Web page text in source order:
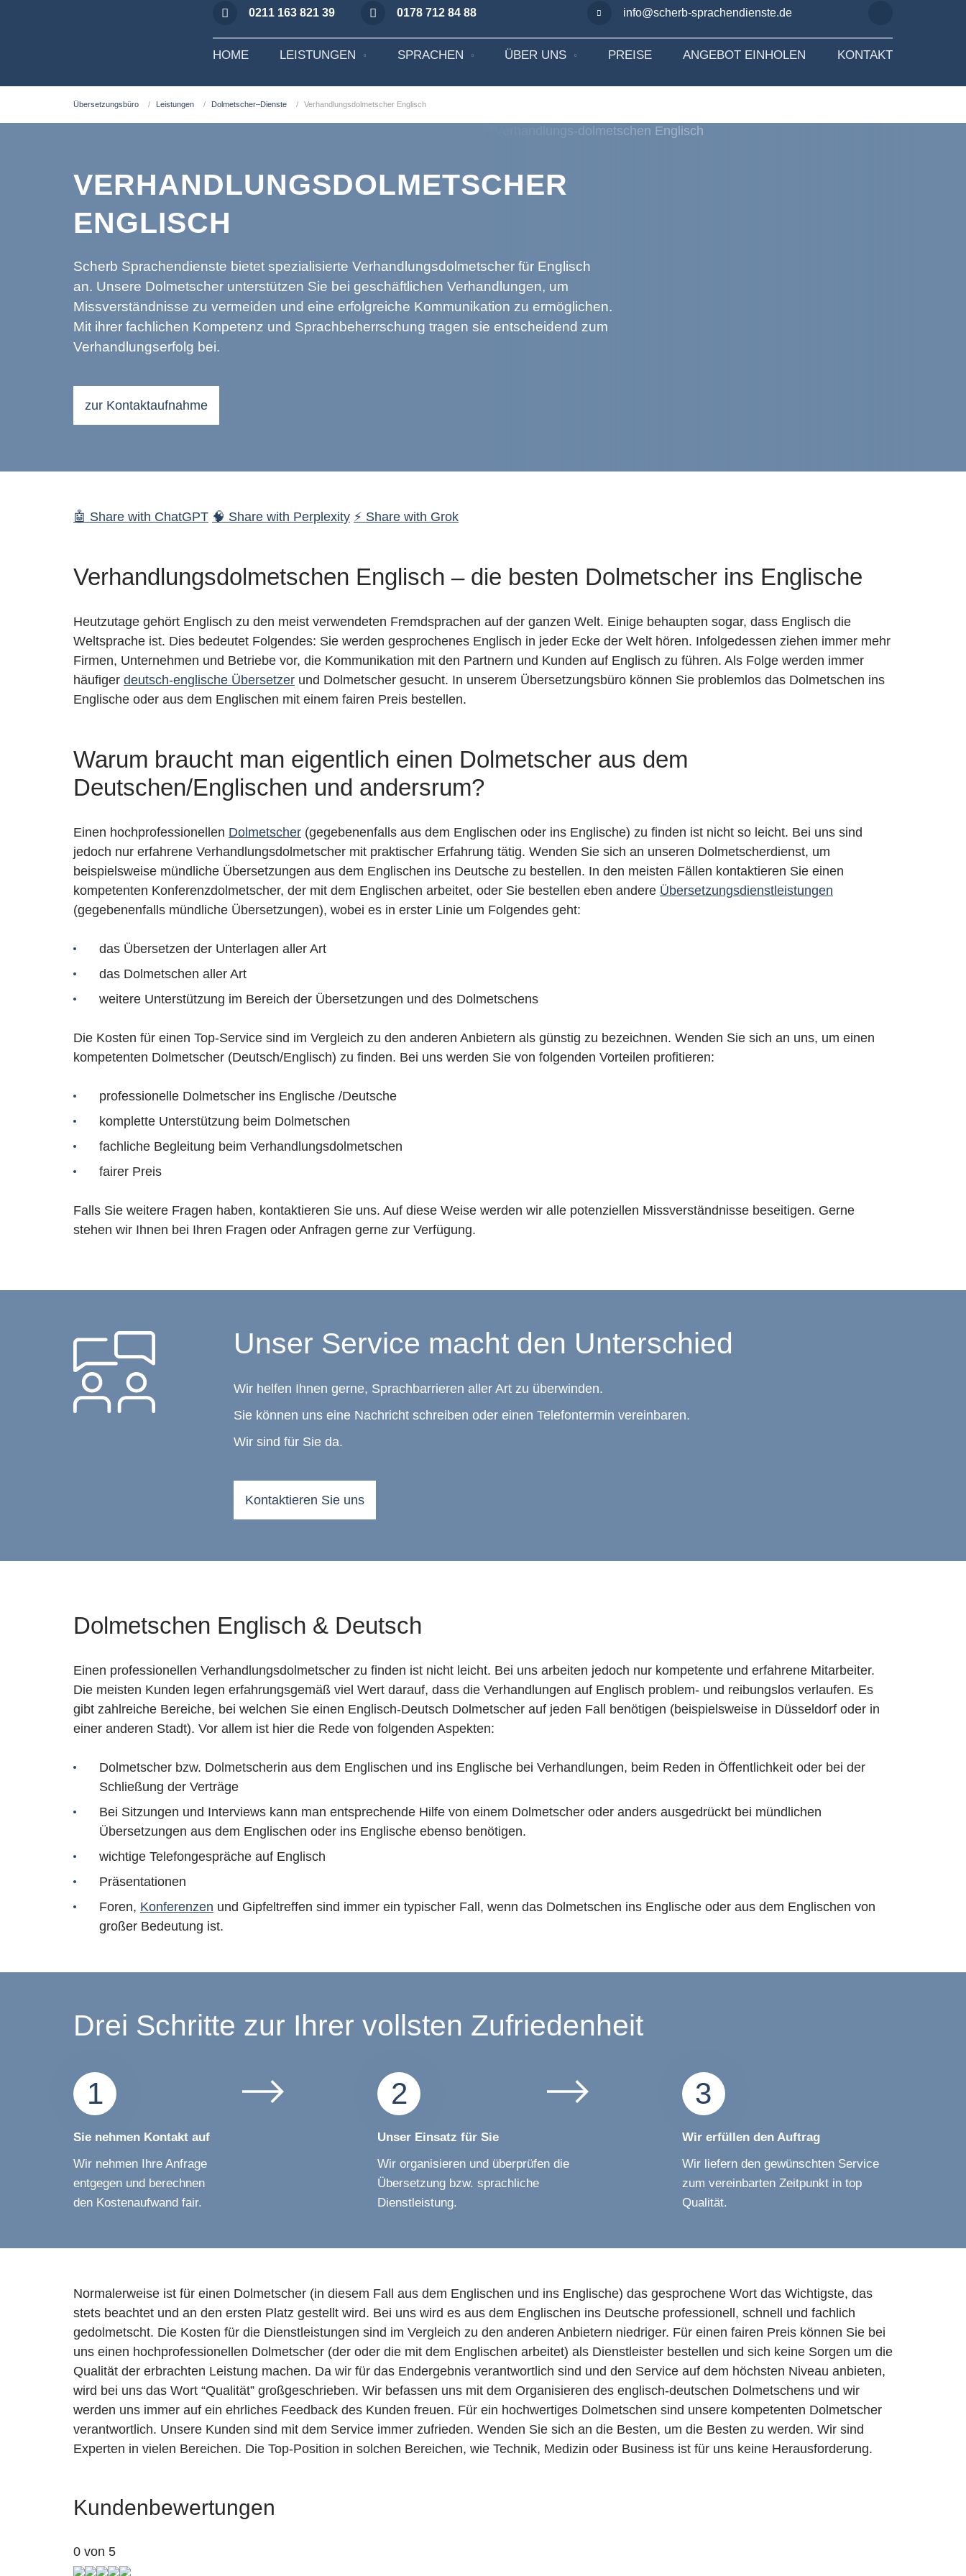
0211 163 821 39 0178 712 84 88 info@scherb-sprachendienste.de
HOME LEISTUNGEN SPRACHEN ÜBER UNS PREISE ANGEBOT EINHOLEN KONTAKT
Übersetzungsbüro Leistungen Dolmetscher–Dienste Verhandlungsdolmetscher Englisch
VERHANDLUNGSDOLMETSCHER
ENGLISCH
Scherb Sprachendienste bietet spezialisierte Verhandlungsdolmetscher für Englisch
an. Unsere Dolmetscher unterstützen Sie bei geschäftlichen Verhandlungen, um
Missverständnisse zu vermeiden und eine erfolgreiche Kommunikation zu ermöglichen.
Mit ihrer fachlichen Kompetenz und Sprachbeherrschung tragen sie entscheidend zum
Verhandlungserfolg bei.
zur Kontaktaufnahme
🤖 Share with ChatGPT 🧠 Share with Perplexity ⚡ Share with Grok
Verhandlungsdolmetschen Englisch – die besten Dolmetscher ins Englische
Heutzutage gehört Englisch zu den meist verwendeten Fremdsprachen auf der ganzen Welt. Einige behaupten sogar, dass Englisch die
Weltsprache ist. Dies bedeutet Folgendes: Sie werden gesprochenes Englisch in jeder Ecke der Welt hören. Infolgedessen ziehen immer mehr
Firmen, Unternehmen und Betriebe vor, die Kommunikation mit den Partnern und Kunden auf Englisch zu führen. Als Folge werden immer
häufiger deutsch-englische Übersetzer und Dolmetscher gesucht. In unserem Übersetzungsbüro können Sie problemlos das Dolmetschen ins
Englische oder aus dem Englischen mit einem fairen Preis bestellen.
Warum braucht man eigentlich einen Dolmetscher aus dem
Deutschen/Englischen und andersrum?
Einen hochprofessionellen Dolmetscher (gegebenenfalls aus dem Englischen oder ins Englische) zu finden ist nicht so leicht. Bei uns sind
jedoch nur erfahrene Verhandlungsdolmetscher mit praktischer Erfahrung tätig. Wenden Sie sich an unseren Dolmetscherdienst, um
beispielsweise mündliche Übersetzungen aus dem Englischen ins Deutsche zu bestellen. In den meisten Fällen kontaktieren Sie einen
kompetenten Konferenzdolmetscher, der mit dem Englischen arbeitet, oder Sie bestellen eben andere Übersetzungsdienstleistungen
(gegebenenfalls mündliche Übersetzungen), wobei es in erster Linie um Folgendes geht:
das Übersetzen der Unterlagen aller Art
das Dolmetschen aller Art
weitere Unterstützung im Bereich der Übersetzungen und des Dolmetschens
Die Kosten für einen Top-Service sind im Vergleich zu den anderen Anbietern als günstig zu bezeichnen. Wenden Sie sich an uns, um einen
kompetenten Dolmetscher (Deutsch/Englisch) zu finden. Bei uns werden Sie von folgenden Vorteilen profitieren:
professionelle Dolmetscher ins Englische /Deutsche
komplette Unterstützung beim Dolmetschen
fachliche Begleitung beim Verhandlungsdolmetschen
fairer Preis
Falls Sie weitere Fragen haben, kontaktieren Sie uns. Auf diese Weise werden wir alle potenziellen Missverständnisse beseitigen. Gerne
stehen wir Ihnen bei Ihren Fragen oder Anfragen gerne zur Verfügung.
Unser Service macht den Unterschied
Wir helfen Ihnen gerne, Sprachbarrieren aller Art zu überwinden.
Sie können uns eine Nachricht schreiben oder einen Telefontermin vereinbaren.
Wir sind für Sie da.
Kontaktieren Sie uns
Dolmetschen Englisch & Deutsch
Einen professionellen Verhandlungsdolmetscher zu finden ist nicht leicht. Bei uns arbeiten jedoch nur kompetente und erfahrene Mitarbeiter.
Die meisten Kunden legen erfahrungsgemäß viel Wert darauf, dass die Verhandlungen auf Englisch problem- und reibungslos verlaufen. Es
gibt zahlreiche Bereiche, bei welchen Sie einen Englisch-Deutsch Dolmetscher auf jeden Fall benötigen (beispielsweise in Düsseldorf oder in
einer anderen Stadt). Vor allem ist hier die Rede von folgenden Aspekten:
Dolmetscher bzw. Dolmetscherin aus dem Englischen und ins Englische bei Verhandlungen, beim Reden in Öffentlichkeit oder bei der
Schließung der Verträge
Bei Sitzungen und Interviews kann man entsprechende Hilfe von einem Dolmetscher oder anders ausgedrückt bei mündlichen
Übersetzungen aus dem Englischen oder ins Englische ebenso benötigen.
wichtige Telefongespräche auf Englisch
Präsentationen
Foren, Konferenzen und Gipfeltreffen sind immer ein typischer Fall, wenn das Dolmetschen ins Englische oder aus dem Englischen von
großer Bedeutung ist.
Drei Schritte zur Ihrer vollsten Zufriedenheit
1
Sie nehmen Kontakt auf
Wir nehmen Ihre Anfrage
entgegen und berechnen
den Kostenaufwand fair.
2
Unser Einsatz für Sie
Wir organisieren und überprüfen die
Übersetzung bzw. sprachliche
Dienstleistung.
3
Wir erfüllen den Auftrag
Wir liefern den gewünschten Service
zum vereinbarten Zeitpunkt in top
Qualität.
Normalerweise ist für einen Dolmetscher (in diesem Fall aus dem Englischen und ins Englische) das gesprochene Wort das Wichtigste, das
stets beachtet und an den ersten Platz gestellt wird. Bei uns wird es aus dem Englischen ins Deutsche professionell, schnell und fachlich
gedolmetscht. Die Kosten für die Dienstleistungen sind im Vergleich zu den anderen Anbietern niedriger. Für einen fairen Preis können Sie bei
uns einen hochprofessionellen Dolmetscher (der oder die mit dem Englischen arbeitet) als Dienstleister bestellen und sich keine Sorgen um die
Qualität der erbrachten Leistung machen. Da wir für das Endergebnis verantwortlich sind und den Service auf dem höchsten Niveau anbieten,
wird bei uns das Wort “Qualität” großgeschrieben. Wir befassen uns mit dem Organisieren des englisch-deutschen Dolmetschens und wir
werden uns immer auf ein ehrliches Feedback des Kunden freuen. Für ein hochwertiges Dolmetschen sind unsere kompetenten Dolmetscher
verantwortlich. Unsere Kunden sind mit dem Service immer zufrieden. Wenden Sie sich an die Besten, um die Besten zu werden. Wir sind
Experten in vielen Bereichen. Die Top-Position in solchen Bereichen, wie Technik, Medizin oder Business ist für uns keine Herausforderung.
Kundenbewertungen
0 von 5